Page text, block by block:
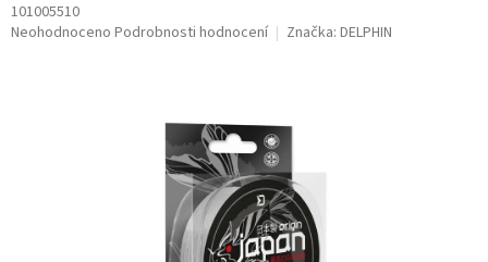
101005510
Průměrné
Neohodnoceno Podrobnosti hodnocení Značka: DELPHIN